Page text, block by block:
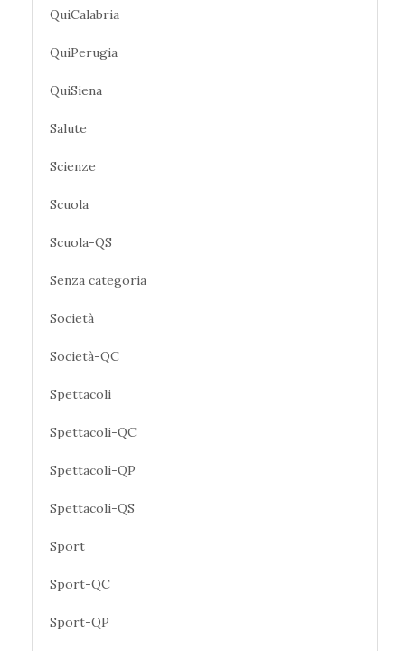
QuiCalabria
QuiPerugia
QuiSiena
Salute
Scienze
Scuola
Scuola-QS
Senza categoria
Società
Società-QC
Spettacoli
Spettacoli-QC
Spettacoli-QP
Spettacoli-QS
Sport
Sport-QC
Sport-QP